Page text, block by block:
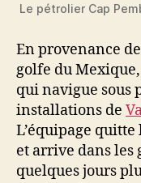
Le pétrolier Cap
En provenance
golfe du
qui navigue sous
installations de
L’équipage
et arrive dans les
quelques jours